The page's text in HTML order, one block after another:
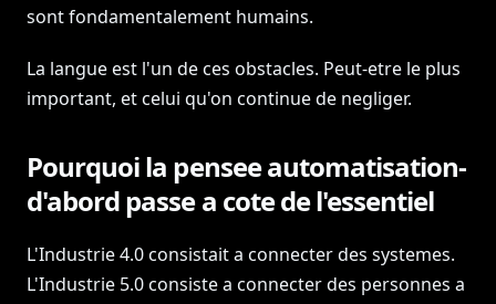
sont fondamentalement humains.
La langue est l'un de ces obstacles. Peut-etre le plus
important, et celui qu'on continue de negliger.
Pourquoi la pensee automatisation-
d'abord passe a cote de l'essentiel
L'Industrie 4.0 consistait a connecter des systemes.
L'Industrie 5.0 consiste a connecter des personnes a